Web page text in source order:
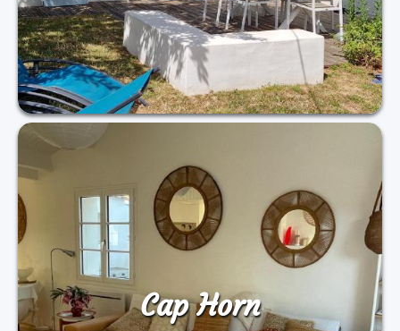
Cap Horn